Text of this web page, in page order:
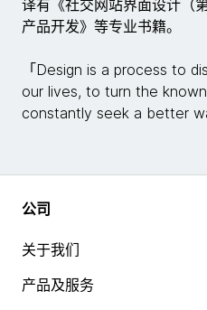
译有《社交网站界面设计（
产品开发》等专业书籍。
「Design is a process to
our lives, to turn the
constantly seek a better
公司
关于我们
产品及服务